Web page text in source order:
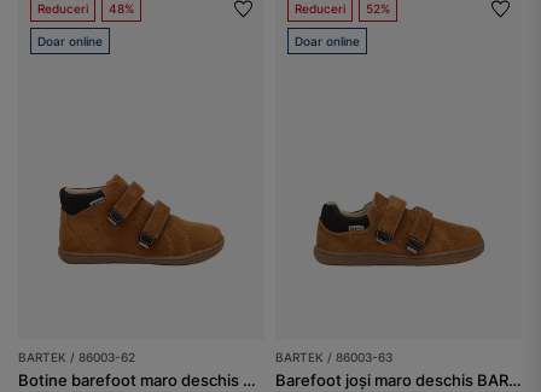
Reduceri 48%
Doar online
BARTEK / 86003-62
Botine barefoot maro deschis BARTEK 86003-62
Reduceri 52%
Doar online
BARTEK / 86003-63
Barefoot joși maro deschis BARTEK 86003-63